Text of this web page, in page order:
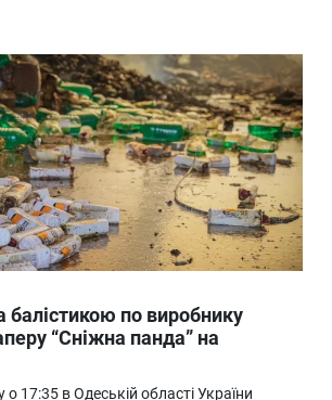
балістикою по виробнику
“Сніжна панда” на
17:35 в Одеській області України